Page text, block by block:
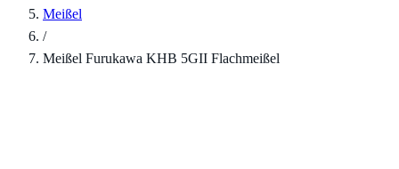
Meißel
/
Meißel Furukawa KHB 5GII Flachmeißel